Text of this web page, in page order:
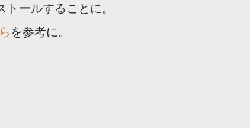
ールすることに。
を参考に。